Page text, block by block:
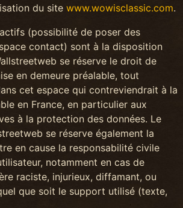
du site www.wowisclassic.com.
(possibilité de poser des
contact) sont à la disposition
se réserve le droit de
en demeure préalable, tout
cet espace qui contreviendrait à la
en France, en particulier aux
à la protection des données. Le
se réserve également la
en cause la responsabilité civile
notamment en cas de
raciste, injurieux, diffamant, ou
que soit le support utilisé (texte,